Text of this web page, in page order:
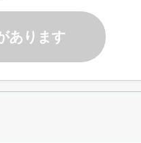
あります